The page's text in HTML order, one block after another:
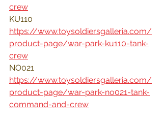
crew
KU110
https://www.toysoldiersgalleria.com/
product-page/war-park-ku110-tank-
crew
NO021
https://www.toysoldiersgalleria.com/
product-page/war-park-no021-tank-
command-and-crew